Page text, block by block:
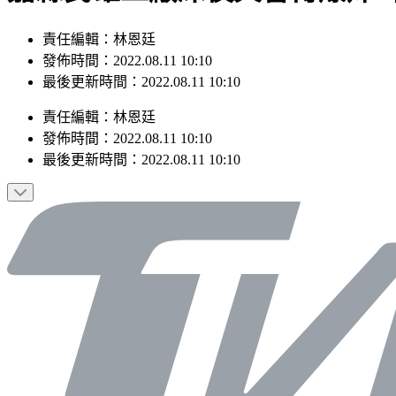
責任編輯：林恩廷
發佈時間：2022.08.11 10:10
最後更新時間：2022.08.11 10:10
責任編輯 ： 林恩廷
發佈時間： 2022.08.11 10:10
最後更新時間： 2022.08.11 10:10